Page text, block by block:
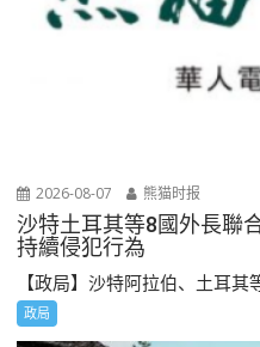
2026-08-07 熊猫时报
沙特土耳其等8國外長
持續侵犯行為
【政局】沙特阿拉伯、土耳其
政局